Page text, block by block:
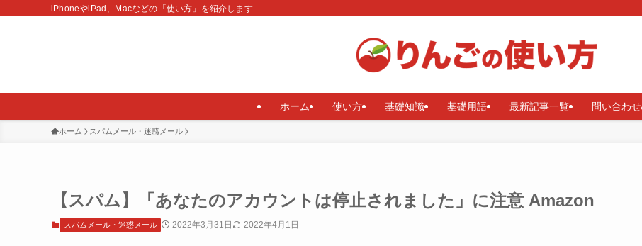
iPhoneやiPad、Macなどの「使い方」を紹介します
ホーム 使い方 基礎知識 基礎用語 最新記事一覧 問い合わせ
ホーム スパムメール・迷惑メール
【スパム】「あなたのアカウントは停止されました」に注意 Amazon
スパムメール・迷惑メール 2022年3月31日 2022年4月1日